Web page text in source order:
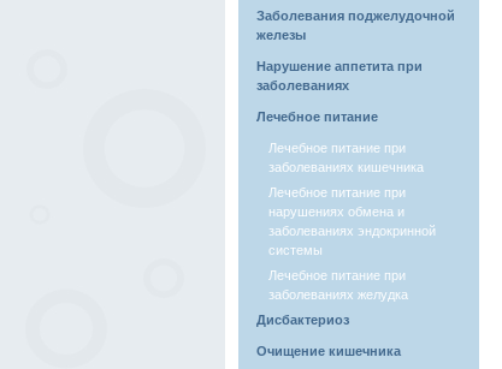
Заболевания поджелудочной
железы
Нарушение аппетита при
заболеваниях
Лечебное питание
Лечебное питание при
заболеваниях кишечника
Лечебное питание при
нарушениях обмена и
заболеваниях эндокринной
системы
Лечебное питание при
заболеваниях желудка
Дисбактериоз
Очищение кишечника